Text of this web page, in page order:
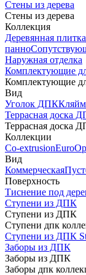
Стены из дерева
Стены из дерева
Коллекция
Деревянная плитка
панно
Наружная отделка
Комплектующие
Комплектующие
Вид
Уголок ДПК
Террасная доска
Террасная доска
Коллекции
Co-extrusionEuro
Вид
Коммерческая
Поверхность
Тиснение под
Ступени из ДПК
Ступени из ДПК
Ступени дпк
Ступени из ДПК
Заборы из ДПК
Заборы из ДПК
Заборы дпк